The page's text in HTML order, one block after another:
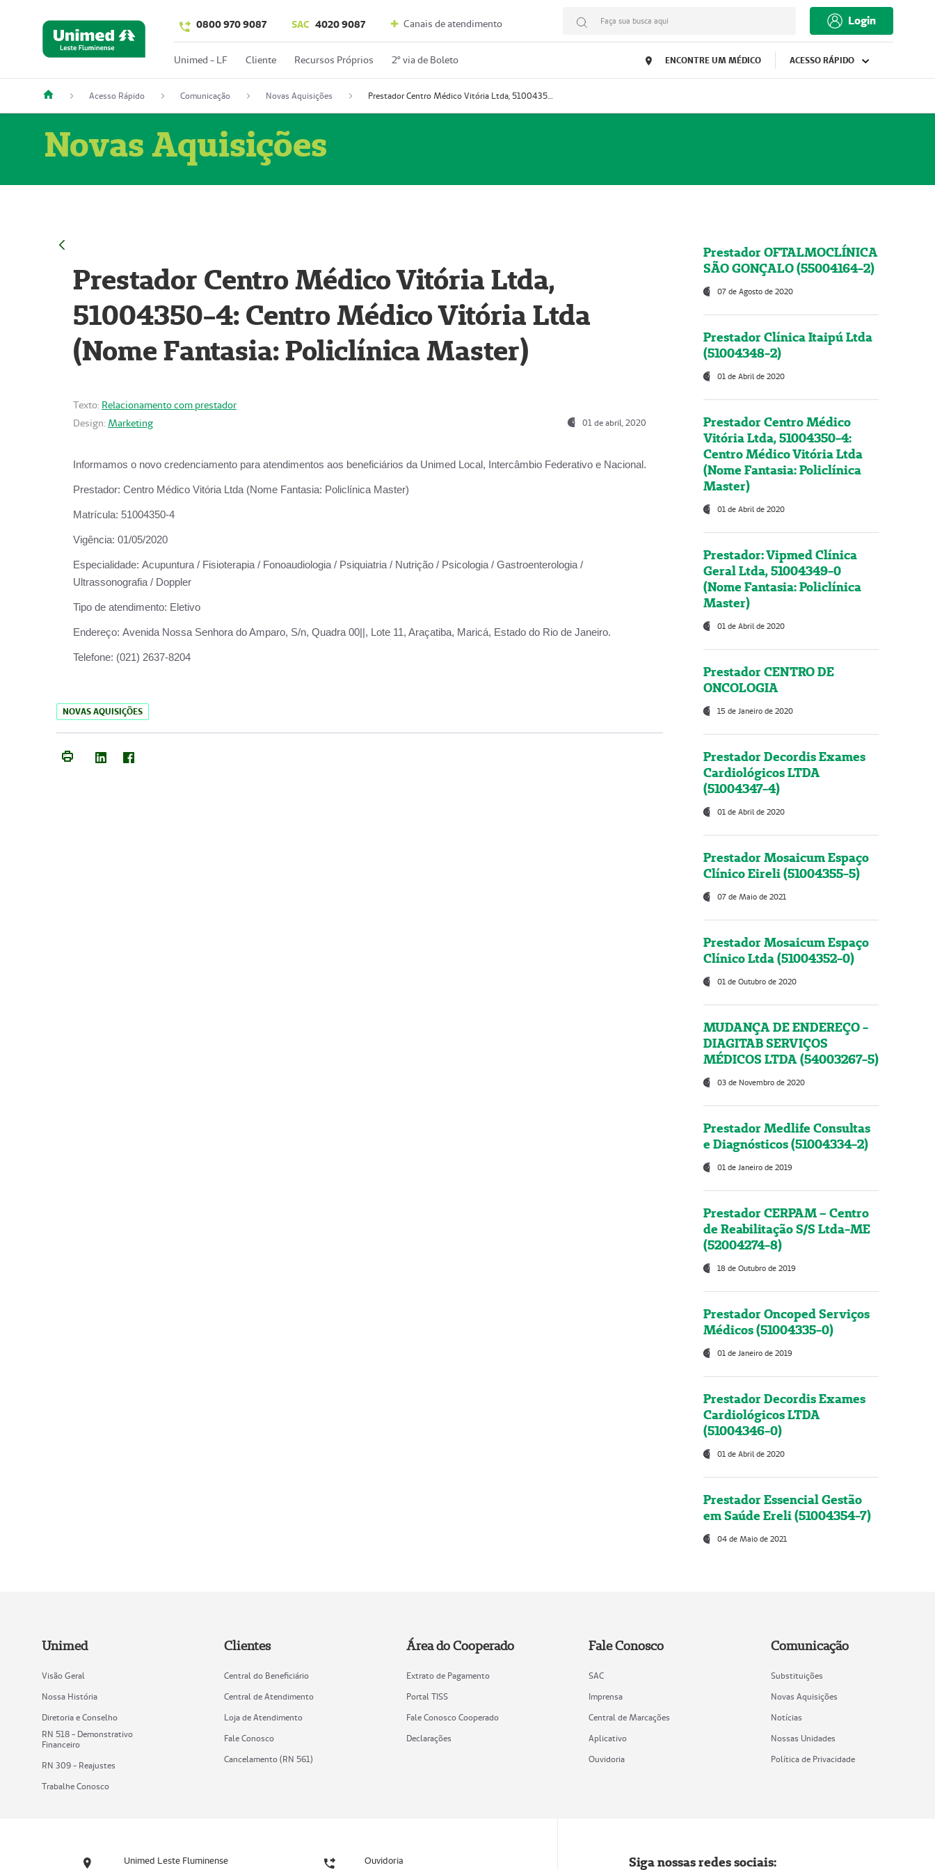
0800 970 9087 SAC 4020 9087 Canais de atendimento Faça sua busca aqui Login
Unimed - LF Cliente Recursos Próprios 2º via de Boleto ENCONTRE UM MÉDICO ACESSO RÁPIDO
Acesso Rápido Comunicação Novas Aquisições Prestador Centro Médico Vitória Ltda, 51004350-4: Centro Médico Vitória Ltda (Nome Fantasia: Policlínica Master)
Novas Aquisições
Prestador Centro Médico Vitória Ltda,
51004350-4: Centro Médico Vitória Ltda
(Nome Fantasia: Policlínica Master)
Texto: Relacionamento com prestador
Design: Marketing 01 de abril, 2020
Informamos o novo credenciamento para atendimentos aos beneficiários da Unimed Local, Intercâmbio Federativo e Nacional.
Prestador: Centro Médico Vitória Ltda (Nome Fantasia: Policlínica Master)
Matrícula: 51004350-4
Vigência: 01/05/2020
Especialidade: Acupuntura / Fisioterapia / Fonoaudiologia / Psiquiatria / Nutrição / Psicologia / Gastroenterologia /
Ultrassonografia / Doppler
Tipo de atendimento: Eletivo
Endereço: Avenida Nossa Senhora do Amparo, S/n, Quadra 00||, Lote 11, Araçatiba, Maricá, Estado do Rio de Janeiro.
Telefone: (021) 2637-8204
NOVAS AQUISIÇÕES
Prestador OFTALMOCLÍNICA
SÃO GONÇALO (55004164-2)
07 de Agosto de 2020
Prestador Clínica Itaipú Ltda
(51004348-2)
01 de Abril de 2020
Prestador Centro Médico
Vitória Ltda, 51004350-4:
Centro Médico Vitória Ltda
(Nome Fantasia: Policlínica
Master)
01 de Abril de 2020
Prestador: Vipmed Clínica
Geral Ltda, 51004349-0
(Nome Fantasia: Policlínica
Master)
01 de Abril de 2020
Prestador CENTRO DE
ONCOLOGIA
15 de Janeiro de 2020
Prestador Decordis Exames
Cardiológicos LTDA
(51004347-4)
01 de Abril de 2020
Prestador Mosaicum Espaço
Clínico Eireli (51004355-5)
07 de Maio de 2021
Prestador Mosaicum Espaço
Clínico Ltda (51004352-0)
01 de Outubro de 2020
MUDANÇA DE ENDEREÇO -
DIAGITAB SERVIÇOS
MÉDICOS LTDA (54003267-5)
03 de Novembro de 2020
Prestador Medlife Consultas
e Diagnósticos (51004334-2)
01 de Janeiro de 2019
Prestador CERPAM – Centro
de Reabilitação S/S Ltda-ME
(52004274-8)
18 de Outubro de 2019
Prestador Oncoped Serviços
Médicos (51004335-0)
01 de Janeiro de 2019
Prestador Decordis Exames
Cardiológicos LTDA
(51004346-0)
01 de Abril de 2020
Prestador Essencial Gestão
em Saúde Ereli (51004354-7)
04 de Maio de 2021
Unimed
Visão Geral
Nossa História
Diretoria e Conselho
RN 518 - Demonstrativo
Financeiro
RN 309 - Reajustes
Trabalhe Conosco
Clientes
Central do Beneficiário
Central de Atendimento
Loja de Atendimento
Fale Conosco
Cancelamento (RN 561)
Área do Cooperado
Extrato de Pagamento
Portal TISS
Fale Conosco Cooperado
Declarações
Fale Conosco
SAC
Imprensa
Central de Marcações
Aplicativo
Ouvidoria
Comunicação
Substituições
Novas Aquisições
Notícias
Nossas Unidades
Política de Privacidade
Unimed Leste Fluminense Ouvidoria Siga nossas redes sociais: